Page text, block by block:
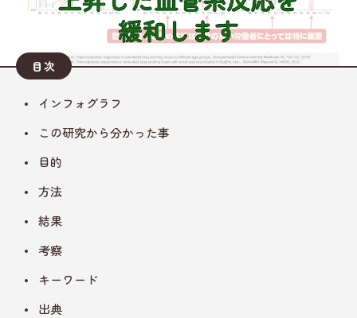
目次
インフォグラフ
この研究から分かった事
目的
方法
結果
考察
キーワード
出典